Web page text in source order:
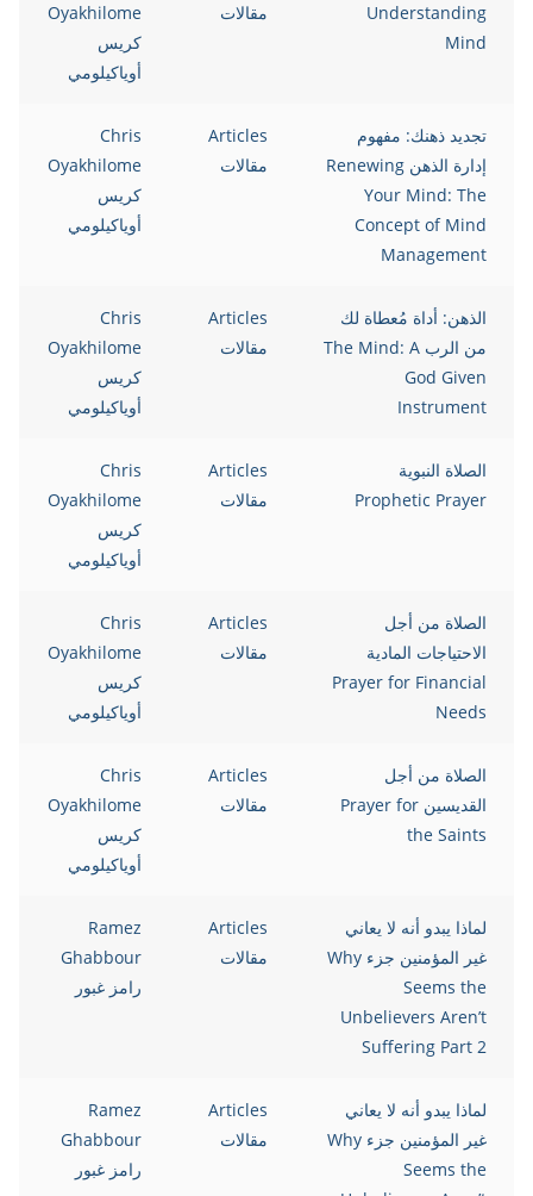
Understanding
Mind
مقالات
Oyakhilome
كريس
أوياكيلومي
تجديد ذهنك: مفهوم
إدارة الذهن Renewing
Your Mind: The
Concept of Mind
Management
Articles
مقالات
Chris
Oyakhilome
كريس
أوياكيلومي
الذهن: أداة مُعطاة لك
من الرب The Mind: A
God Given
Instrument
Articles
مقالات
Chris
Oyakhilome
كريس
أوياكيلومي
الصلاة النبوية
Prophetic Prayer
Articles
مقالات
Chris
Oyakhilome
كريس
أوياكيلومي
الصلاة من أجل
الاحتياجات المادية
Prayer for Financial
Needs
Articles
مقالات
Chris
Oyakhilome
كريس
أوياكيلومي
الصلاة من أجل
القديسين Prayer for
the Saints
Articles
مقالات
Chris
Oyakhilome
كريس
أوياكيلومي
لماذا يبدو أنه لا يعاني
غير المؤمنين جزء Why
Seems the
Unbelievers Aren’t
Suffering Part 2
Articles
مقالات
Ramez
Ghabbour
رامز غبور
لماذا يبدو أنه لا يعاني
غير المؤمنين جزء Why
Seems the
Articles
مقالات
Ramez
Ghabbour
رامز غبور